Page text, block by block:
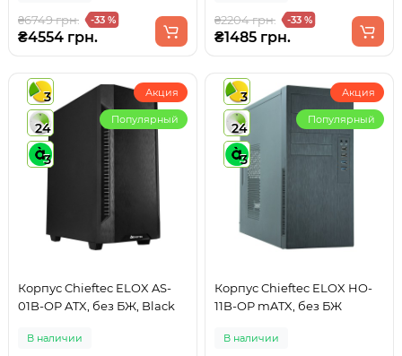
₴6749 грн. -33 %
₴4554 грн.
₴2204 грн. -33 %
₴1485 грн.
3
24
3
Акция
Популярный
Корпус Chieftec ELOX AS-
01B-OP ATX, без БЖ, Black
В наличии
3
24
3
Акция
Популярный
Корпус Chieftec ELOX HO-
11B-OP mATX, без БЖ
В наличии